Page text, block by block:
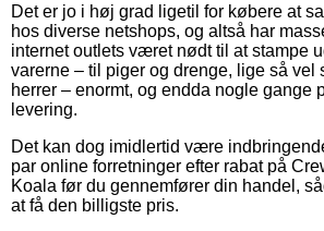
Det er jo i høj grad ligetil for købere at
hos diverse netshops, og altså har
internet outlets været nødt til at stampe
varerne – til piger og drenge, lige så vel
herrer – enormt, og endda nogle gange
levering.
Det kan dog imidlertid være
par online forretninger efter rabat på
Koala før du gennemfører din handel,
at få den billigste pris.